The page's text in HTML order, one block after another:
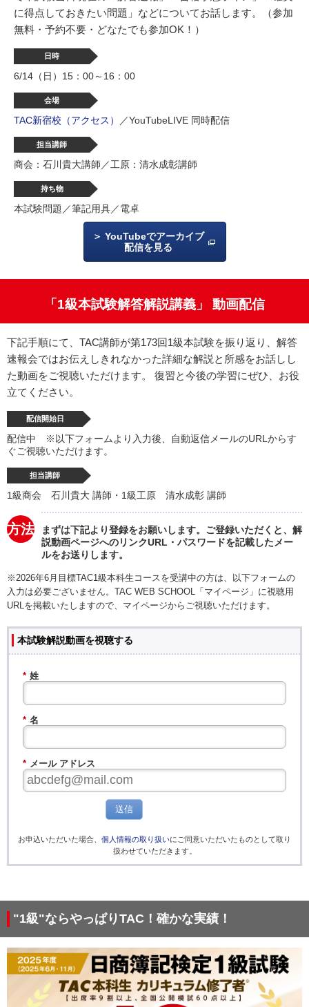
に得点しておきたい問題」などについてお話します。（参加
無料・予約不要・どなたでも参加OK！）
日時
6/14（日）15：00～16：00
会場
TAC新宿校（アクセス） ／YouTubeLIVE 同時配信
担当講師
商会：石川貴大講師／工原：清水成彰講師
持ち物
本試験問題／筆記用具／電卓
YouTubeでアーカイブ
配信を見る
「1級本試験解答解説講義」 動画配信
下記手順にて、TAC講師が第173回1級本試験を振り返り、解答
速報会ではお伝えしきれなかった詳細な解説と所感をお話しし
た動画をご視聴いただけます。 復習と今後の学習にぜひ、お役
立てください。
配信開始日
配信中 ※以下フォームより入力後、自動返信メールのURLからす
ぐご視聴いただけます。
担当講師
1級商会 石川貴大 講師・1級工原 清水成彰 講師
方法
まずは下記より登録をお願いします。ご登録いただくと、解
説動画ページへのリンクURL・パスワードを記載したメー
ルをお送りします。
※2026年6月目標TAC1級本科生コースを受講中の方は、以下フォームの
入力は必要ございません。TAC WEB SCHOOL「マイページ」に視聴用
URLを掲載いたしますので、マイページからご視聴いただけます。
本試験解説動画を視聴する
* 姓
* 名
* メール アドレス
送信
お申込いただいた場合、 個人情報の取り扱いにご同意いただいたものとして取り
扱わせていただきます。
"1級"ならやっぱりTAC！確かな実績！